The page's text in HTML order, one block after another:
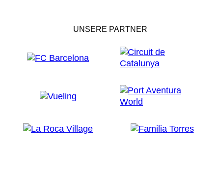
UNSERE PARTNER